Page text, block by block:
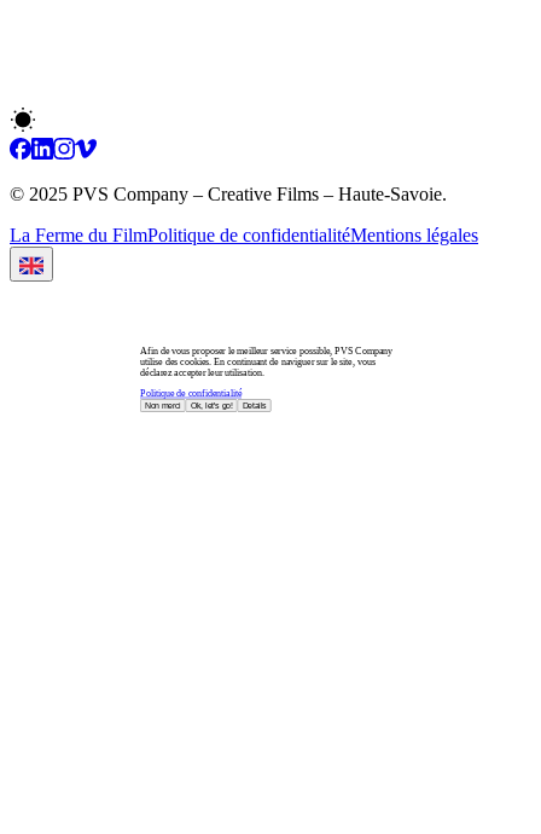
© 2025 PVS Company – Creative Films – Haute-Savoie.
La Ferme du FilmPolitique de confidentialitéMentions légales
Afin de vous proposer le meilleur service possible, PVS Company
utilise des cookies. En continuant de naviguer sur le site, vous
déclarez accepter leur utilisation.
Politique de confidentialité
Non merci Ok, let's go! Details